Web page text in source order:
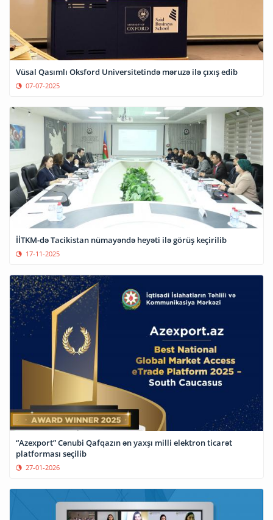
Vüsal Qasımlı Oksford Universitetində məruzə ilə çıxış edib
07-07-2025
İİTKM-də Tacikistan nümayəndə heyəti ilə görüş keçirilib
17-11-2025
“Azexport” Cənubi Qafqazın ən yaxşı milli elektron ticarət
platforması seçilib
27-01-2026